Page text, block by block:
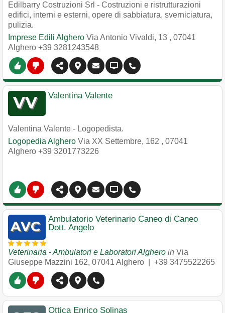
Edilbarry Costruzioni Srl - Costruzioni e ristrutturazioni
edifici, interni e esterni, opere di sabbiatura, sverniciatura,
pulizia.
Imprese Edili Alghero Via Antonio Vivaldi, 13 , 07041
Alghero +39 3281243548
Valentina Valente
Valentina Valente - Logopedista.
Logopedia Alghero Via XX Settembre, 162 , 07041
Alghero +39 3201773226
Ambulatorio Veterinario Caneo di Caneo
Dott. Angelo
Veterinaria - Ambulatori e Laboratori Alghero in Via
Giuseppe Mazzini 162, 07041 Alghero +39 3475522265
Ottica Enrico Solinas